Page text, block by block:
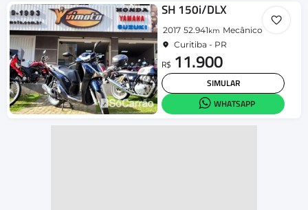
SH 150i/DLX
2017 52.941km Mecânico
Curitiba - PR
R$ 11.900
SIMULAR
WHATSAPP